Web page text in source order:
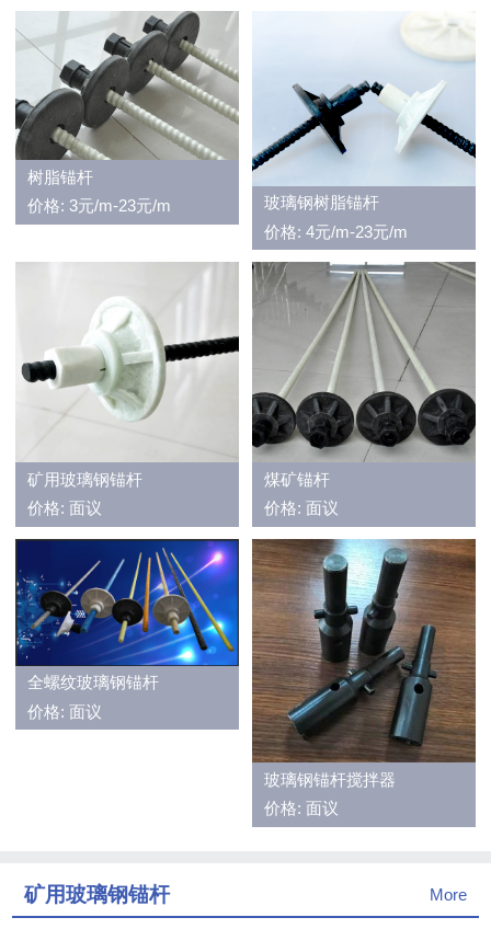
树脂锚杆
价格: 3元/m-23元/m
玻璃钢树脂锚杆
价格: 4元/m-23元/m
矿用玻璃钢锚杆
价格: 面议
煤矿锚杆
价格: 面议
全螺纹玻璃钢锚杆
价格: 面议
玻璃钢锚杆搅拌器
价格: 面议
矿用玻璃钢锚杆 More